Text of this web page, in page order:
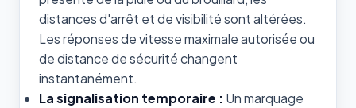
distances d'arrêt et de visibilité sont altérées.
Les réponses de vitesse maximale autorisée ou
de distance de sécurité changent
instantanément.
La signalisation temporaire : Un marquage